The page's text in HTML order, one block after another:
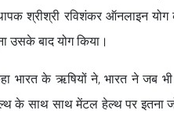
श्रीश्री रविशंकर ऑनलाइन
उसके बाद योग किया।
भारत के ऋषियों ने, भारत ने जब
के साथ साथ मेंटल हेल्थ पर इतना